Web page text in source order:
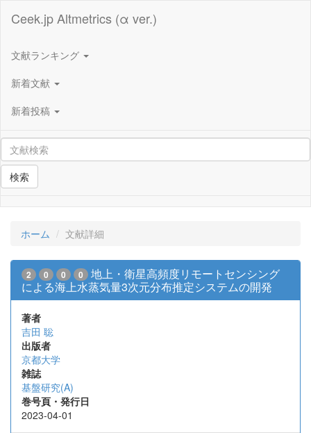
Ceek.jp Altmetrics (α ver.)
文献ランキング
新着文献
新着投稿
検索
ホーム 文献詳細
2 0 0 0
地上・衛星高頻度リモートセンシング
による海上水蒸気量3次元分布推定システムの開発
著者
吉田 聡
出版者
京都大学
雑誌
基盤研究(A)
巻号頁・発行日
2023-04-01